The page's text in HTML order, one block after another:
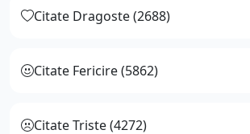
Citate Dragoste (2688)
Citate Fericire (5862)
Citate Triste (4272)